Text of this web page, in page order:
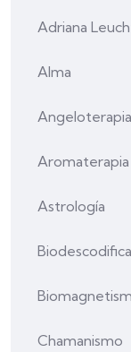
Adriana
Alma
Angeloterapia
Aromaterapia
Astrología
Chamanismo